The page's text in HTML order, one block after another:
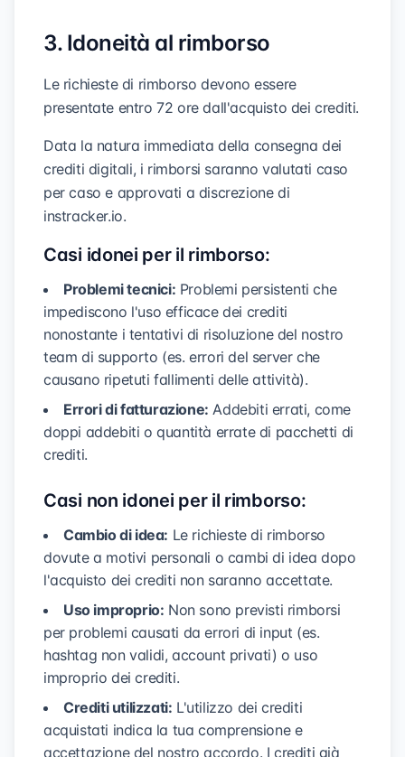
3. Idoneità al rimborso
Le richieste di rimborso devono essere
presentate entro 72 ore dall'acquisto dei crediti.
Data la natura immediata della consegna dei
crediti digitali, i rimborsi saranno valutati caso
per caso e approvati a discrezione di
instracker.io.
Casi idonei per il rimborso:
Problemi tecnici: Problemi persistenti che
impediscono l'uso efficace dei crediti
nonostante i tentativi di risoluzione del nostro
team di supporto (es. errori del server che
causano ripetuti fallimenti delle attività).
Errori di fatturazione: Addebiti errati, come
doppi addebiti o quantità errate di pacchetti di
crediti.
Casi non idonei per il rimborso:
Cambio di idea: Le richieste di rimborso
dovute a motivi personali o cambi di idea dopo
l'acquisto dei crediti non saranno accettate.
Uso improprio: Non sono previsti rimborsi
per problemi causati da errori di input (es.
hashtag non validi, account privati) o uso
improprio dei crediti.
Crediti utilizzati: L'utilizzo dei crediti
acquistati indica la tua comprensione e
accettazione del nostro accordo. I crediti già